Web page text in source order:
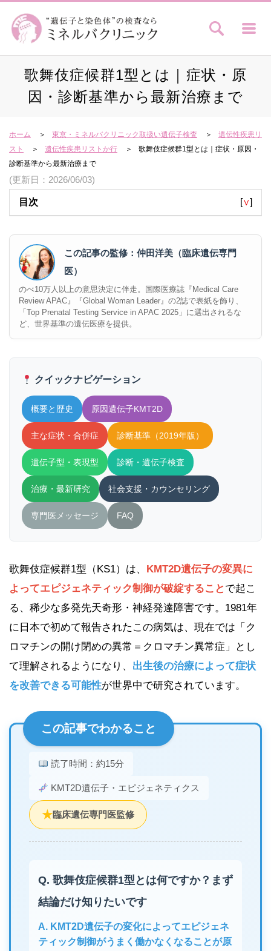
歌舞伎症候群1型とは｜症状・原
因・診断基準から最新治療まで
ホーム 東京・ミネルバクリニック取扱い遺伝子検査
遺伝性疾患リ
スト
遺伝性疾患リストか行
歌舞伎症候群1型とは｜症状・原因・
診断基準から最新治療まで
(更新日：2026/06/03)
目次 [∨]
この記事の監修：仲田洋美（臨床遺伝専門
医）
のべ10万人以上の意思決定に伴走。国際医療誌『Medical Care
Review APAC』『Global Woman Leader』の2誌で表紙を飾り、
「Top Prenatal Testing Service in APAC 2025」に選出されるな
ど、世界基準の遺伝医療を提供。
クイックナビゲーション
概要と歴史 原因遺伝子KMT2D
主な症状・合併症 診断基準（2019年版）
遺伝子型・表現型 診断・遺伝子検査
治療・最新研究 社会支援・カウンセリング
専門医メッセージ FAQ
歌舞伎症候群1型（KS1）は、 KMT2D遺伝子の変異に
よってエピジェネティック制御が破綻すること で起こ
る、稀少な多発先天奇形・神経発達障害です。1981年
に日本で初めて報告されたこの病気は、現在では「ク
ロマチンの開け閉めの異常＝クロマチン異常症」とし
て理解されるようになり、 出生後の治療によって症状
を改善できる可能性が世界中で研究されています。
この記事でわかること
読了時間：約15分
KMT2D遺伝子・エピジェネティクス
★臨床遺伝専門医監修
Q. 歌舞伎症候群1型とは何ですか？まず
結論だけ知りたいです
A. KMT2D遺伝子の変化によってエピジェネ
ティック制御がうまく働かなくなることが原